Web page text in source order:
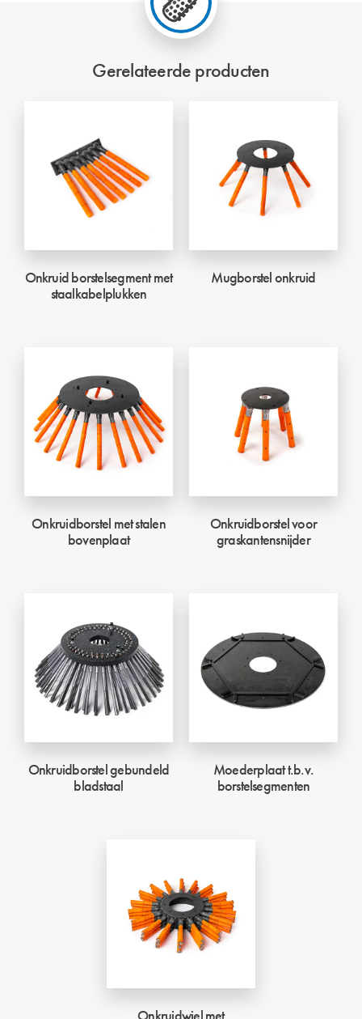
Gerelateerde producten
Onkruid borstelsegment met
staalkabelplukken
Mugborstel onkruid
Onkruidborstel met stalen
bovenplaat
Onkruidborstel voor
graskantensnijder
Onkruidborstel gebundeld
bladstaal
Moederplaat t.b.v.
borstelsegmenten
Onkruidwiel met